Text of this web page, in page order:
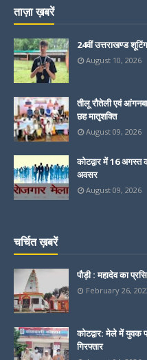
ताज़ा ख़बरें
24वीं उत्तराखण्ड
August 10, 2026
तीलू रौतेली एवं
छह मातृशक्ति
August 09, 2026
कोटद्वार में 16 अगस्त
अवसर
August 09, 2026
चर्चित ख़बरें
पौड़ी : महादेव का
February 26,
कोटद्वार: मेले में युवक
गिरफ्तार